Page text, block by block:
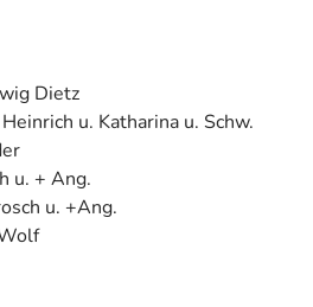
Dietz
u. Katharina u. Schw.
u. + Ang.
u. +Ang.